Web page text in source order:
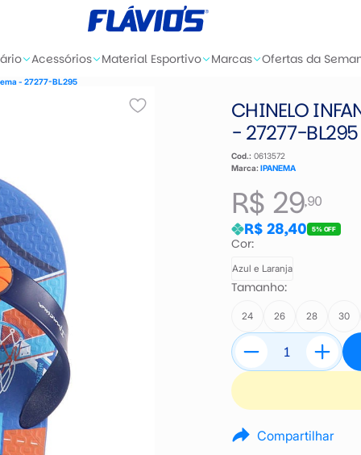
Acessórios Material Esportivo Marcas Ofertas da
- 27277-BL295
CHINELO
- 27277-BL295
Cod.: 0613572
Marca: IPANEMA
R$ 29,90
R$ 28,40 5% OFF
Cor:
Azul e Laranja
Tamanho:
24 26 28 30
Compartilhar